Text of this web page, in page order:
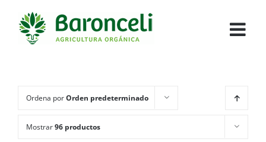
Ordena porOrden predeterminado
Mostrar96 productos